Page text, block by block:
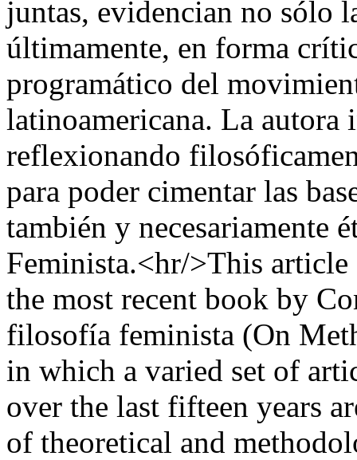
juntas, evidencian no sólo
últimamente, en forma
programático del
latinoamericana. La autora
reflexionando
para poder cimentar las
también y necesariamente
Feminista.<hr/>This
the most recent book by
filosofía feminista (On
in which a varied set of
over the last fifteen years
of theoretical and